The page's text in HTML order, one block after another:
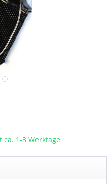
1-3 Werktage